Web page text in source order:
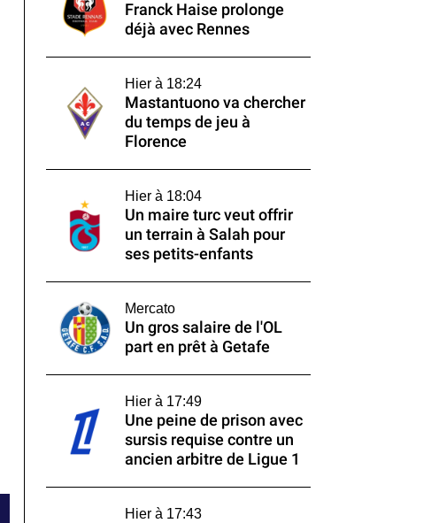
Franck Haise prolonge
déjà avec Rennes
Hier à 18:24
Mastantuono va chercher
du temps de jeu à
Florence
Hier à 18:04
Un maire turc veut offrir
un terrain à Salah pour
ses petits-enfants
Mercato
Un gros salaire de l'OL
part en prêt à Getafe
Hier à 17:49
Une peine de prison avec
sursis requise contre un
ancien arbitre de Ligue 1
Hier à 17:43